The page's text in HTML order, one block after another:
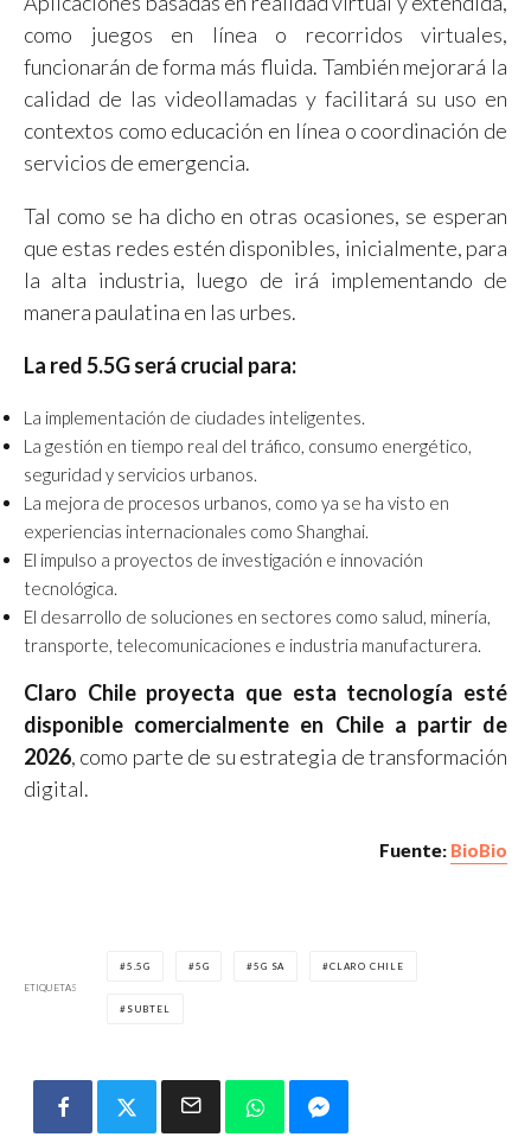
como juegos en línea o recorridos virtuales,
funcionarán de forma más fluida. También mejorará la
calidad de las videollamadas y facilitará su uso en
contextos como educación en línea o coordinación de
servicios de emergencia.
Tal como se ha dicho en otras ocasiones, se esperan
que estas redes estén disponibles, inicialmente, para
la alta industria, luego de irá implementando de
manera paulatina en las urbes.
La red 5.5G será crucial para:
La implementación de ciudades inteligentes.
La gestión en tiempo real del tráfico, consumo energético,
seguridad y servicios urbanos.
La mejora de procesos urbanos, como ya se ha visto en
experiencias internacionales como Shanghai.
El impulso a proyectos de investigación e innovación
tecnológica.
El desarrollo de soluciones en sectores como salud, minería,
transporte, telecomunicaciones e industria manufacturera.
Claro Chile proyecta que esta tecnología esté
disponible comercialmente en Chile a partir de
2026, como parte de su estrategia de transformación
digital.
Fuente:BioBio
ETIQUETAS
5.5G 5G 5G SA CLARO CHILE
SUBTEL